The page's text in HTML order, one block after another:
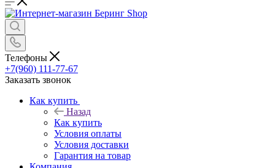
Телефоны
+7(960) 111-77-67
Заказать звонок
Как купить
Назад
Как купить
Условия оплаты
Условия доставки
Гарантия на товар